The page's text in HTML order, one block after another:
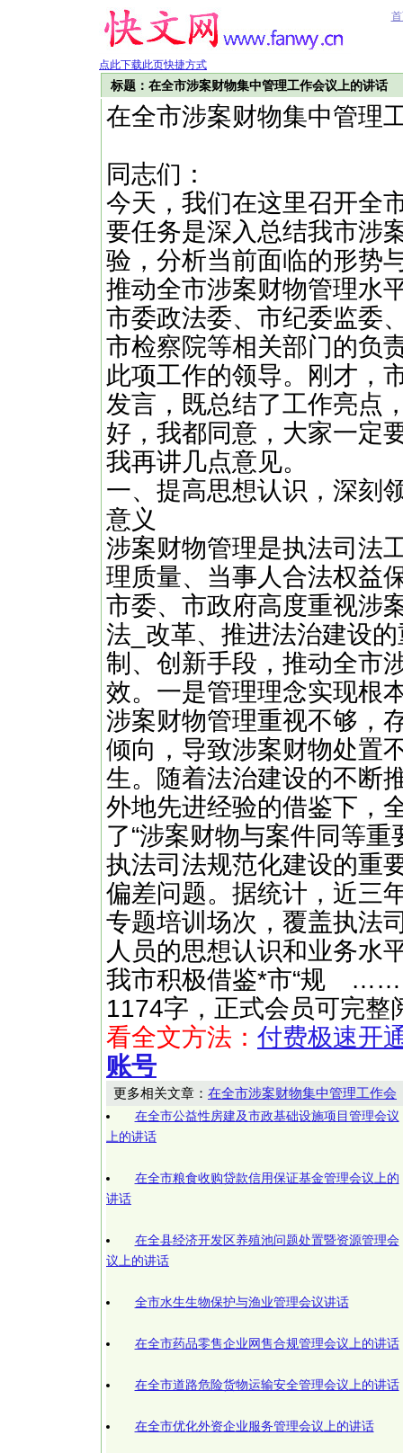
点此下载此页快捷方式
标题：在全市涉案财物集中管理工作会议上的讲话
在全市涉案财物集中管理
同志们：
今天，我们在这里召开全
要任务是深入总结我市涉
验，分析当前面临的形势
推动全市涉案财物管理水
市委政法委、市纪委监委
市检察院等相关部门的负
此项工作的领导。刚才，
发言，既总结了工作亮点
好，我都同意，大家一定
我再讲几点意见。
一、提高思想认识，深刻
意义
涉案财物管理是执法司法
理质量、当事人合法权益
市委、市政府高度重视涉
法_改革、推进法治建设
制、创新手段，推动全市
效。一是管理理念实现根
涉案财物管理重视不够，
倾向，导致涉案财物处置
生。随着法治建设的不断
外地先进经验的借鉴下，
了“涉案财物与案件同等
执法司法规范化建设的重
偏差问题。据统计，近三
专题培训场次，覆盖执法
人员的思想认识和业务水
我市积极借鉴*市“规 ……
1174字，正式会员可完
看全文方法： 付费极速开
账号
更多相关文章： 在全市涉案财物集中管理工作会
在全市公益性房建及市政基础设施项目管理会议
上的讲话
在全市粮食收购贷款信用保证基金管理会议上的
讲话
在全县经济开发区养殖池问题处置暨资源管理会
议上的讲话
全市水生生物保护与渔业管理会议讲话
在全市药品零售企业网售合规管理会议上的讲话
在全市道路危险货物运输安全管理会议上的讲话
在全市优化外资企业服务管理会议上的讲话